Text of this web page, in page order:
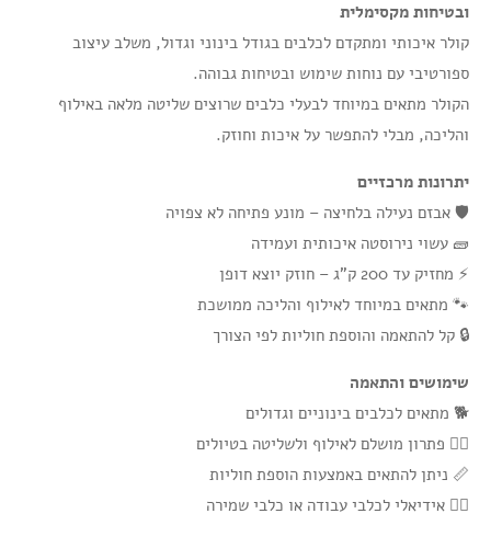
ובטיחות מקסימלית
קולר איכותי ומתקדם לכלבים בגודל בינוני וגדול, משלב עיצוב
ספורטיבי עם נוחות שימוש ובטיחות גבוהה.
הקולר מתאים במיוחד לבעלי כלבים שרוצים שליטה מלאה באילוף
והליכה, מבלי להתפשר על איכות וחוזק.
יתרונות מרכזיים
🛡️ אבזם נעילה בלחיצה – מונע פתיחה לא צפויה
🧱 עשוי נירוסטה איכותית ועמידה
⚡ מחזיק עד 200 ק"ג – חוזק יוצא דופן
🐾 מתאים במיוחד לאילוף והליכה ממושכת
🔒 קל להתאמה והוספת חוליות לפי הצורך
שימושים והתאמה
🐕 מתאים לכלבים בינוניים וגדולים
🏃‍♂️ פתרון מושלם לאילוף ולשליטה בטיולים
📏 ניתן להתאים באמצעות הוספת חוליות
🚶‍♂️ אידיאלי לכלבי עבודה או כלבי שמירה